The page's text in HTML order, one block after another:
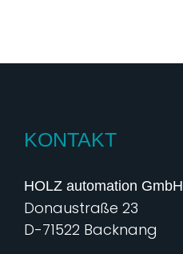
KONTAKT
HOLZ automation GmbH
Donaustraße 23
D-71522 Backnang